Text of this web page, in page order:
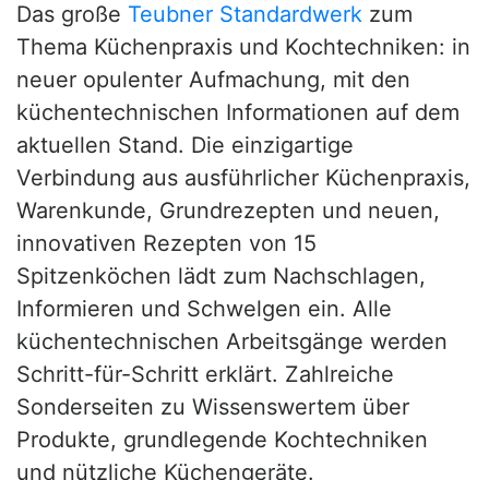
Das große Teubner Standardwerk zum
Thema Küchenpraxis und Kochtechniken: in
neuer opulenter Aufmachung, mit den
küchentechnischen Informationen auf dem
aktuellen Stand. Die einzigartige
Verbindung aus ausführlicher Küchenpraxis,
Warenkunde, Grundrezepten und neuen,
innovativen Rezepten von 15
Spitzenköchen lädt zum Nachschlagen,
Informieren und Schwelgen ein. Alle
küchentechnischen Arbeitsgänge werden
Schritt-für-Schritt erklärt. Zahlreiche
Sonderseiten zu Wissenswertem über
Produkte, grundlegende Kochtechniken
und nützliche Küchengeräte.